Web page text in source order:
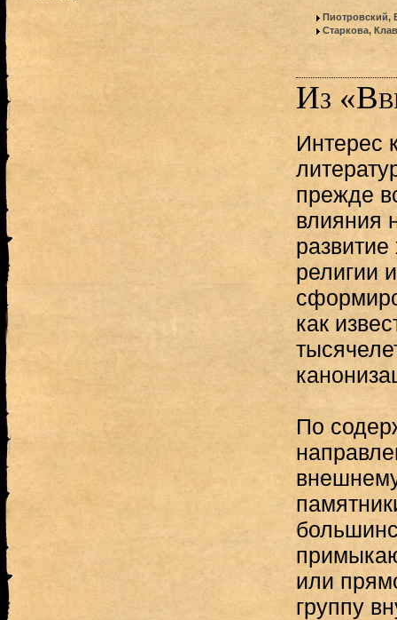
Пиотровский,
Старкова,
Из
Интерес
прежде
влияния
религии
как
По
или
группу